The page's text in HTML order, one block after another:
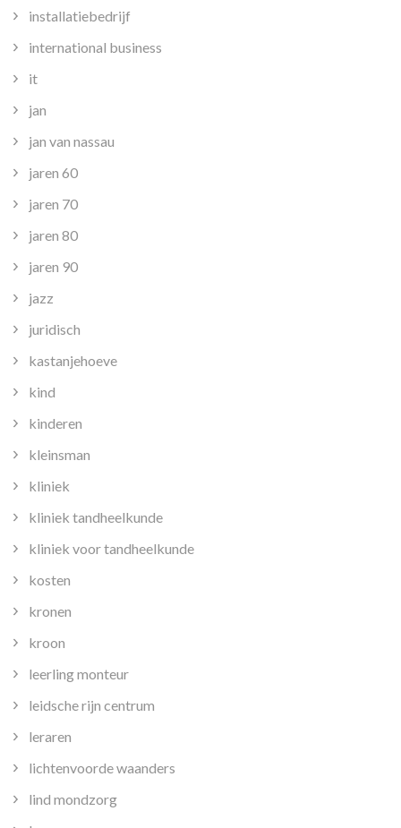
installatiebedrijf
international business
it
jan
jan van nassau
jaren 60
jaren 70
jaren 80
jaren 90
jazz
juridisch
kastanjehoeve
kind
kinderen
kleinsman
kliniek
kliniek tandheelkunde
kliniek voor tandheelkunde
kosten
kronen
kroon
leerling monteur
leidsche rijn centrum
leraren
lichtenvoorde waanders
lind mondzorg